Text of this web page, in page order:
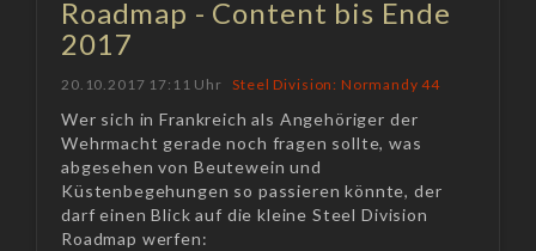
Roadmap - Content bis Ende
2017
20.10.2017 17:11 Uhr Steel Division: Normandy 44
Wer sich in Frankreich als Angehöriger der
Wehrmacht gerade noch fragen sollte, was
abgesehen von Beutewein und
Küstenbegehungen so passieren könnte, der
darf einen Blick auf die kleine Steel Division
Roadmap werfen: